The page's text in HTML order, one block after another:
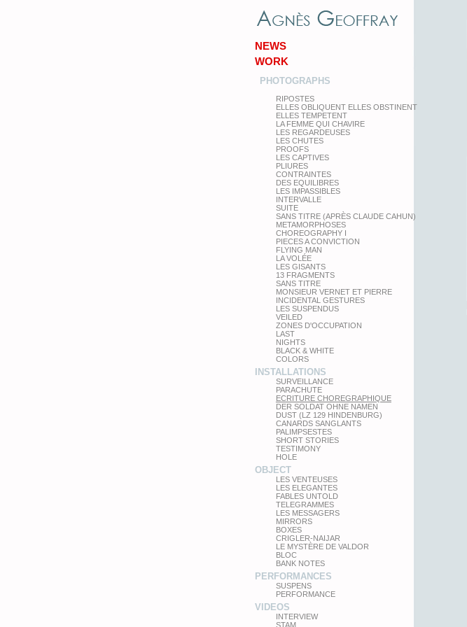
NEWS
WORK
PHOTOGRAPHS
RIPOSTES
ELLES OBLIQUENT ELLES OBSTINENT
ELLES TEMPETENT
LA FEMME QUI CHAVIRE
LES REGARDEUSES
LES CHUTES
PROOFS
LES CAPTIVES
PLIURES
CONTRAINTES
DES EQUILIBRES
LES IMPASSIBLES
INTERVALLE
SUITE
SANS TITRE (APRÈS CLAUDE CAHUN)
METAMORPHOSES
CHOREOGRAPHY I
PIECES A CONVICTION
FLYING MAN
LA VOLÉE
LES GISANTS
13 FRAGMENTS
SANS TITRE
MONSIEUR VERNET ET PIERRE
INCIDENTAL GESTURES
LES SUSPENDUS
VEILED
ZONES D'OCCUPATION
LAST
NIGHTS
BLACK & WHITE
COLORS
INSTALLATIONS
SURVEILLANCE
PARACHUTE
ECRITURE CHOREGRAPHIQUE
DER SOLDAT OHNE NAMEN
DUST (LZ 129 HINDENBURG)
CANARDS SANGLANTS
PALIMPSESTES
SHORT STORIES
TESTIMONY
HOLE
OBJECT
LES VENTEUSES
LES ELEGANTES
FABLES UNTOLD
TELEGRAMMES
LES MESSAGERS
MIRRORS
BOXES
CRIGLER-NAIJAR
LE MYSTÈRE DE VALDOR
BLOC
BANK NOTES
PERFORMANCES
SUSPENS
PERFORMANCE
VIDEOS
INTERVIEW
STAM